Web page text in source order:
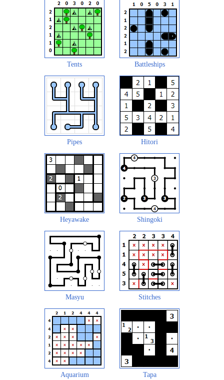
Tents Battleships
Pipes Hitori
Heyawake Shingoki
Masyu Stitches
Aquarium Tapa